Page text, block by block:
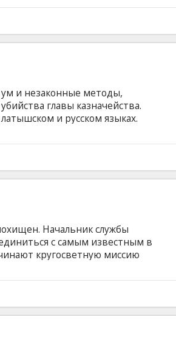
человеком и его лучшим
серьезное испытание.
и русском языках.
и незаконные методы,
главы казначейства.
и русском языках.
Начальник службы
с самым известным в
кругосветную миссию